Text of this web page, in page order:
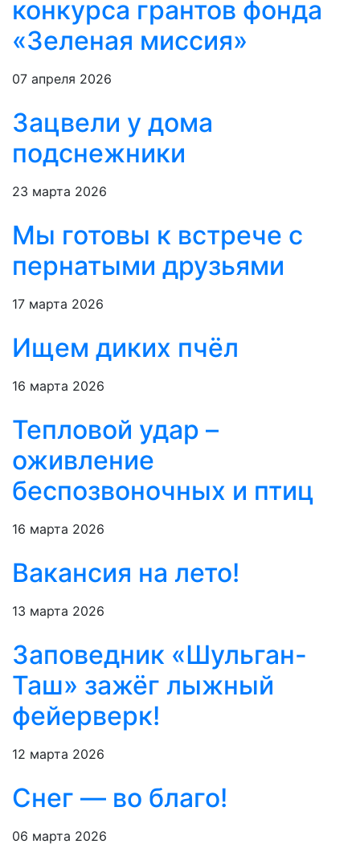
конкурса грантов фонда
«Зеленая миссия»
07 апреля 2026
Зацвели у дома
подснежники
23 марта 2026
Мы готовы к встрече с
пернатыми друзьями
17 марта 2026
Ищем диких пчёл
16 марта 2026
Тепловой удар –
оживление
беспозвоночных и птиц
16 марта 2026
Вакансия на лето!
13 марта 2026
Заповедник «Шульган-
Таш» зажёг лыжный
фейерверк!
12 марта 2026
Снег — во благо!
06 марта 2026